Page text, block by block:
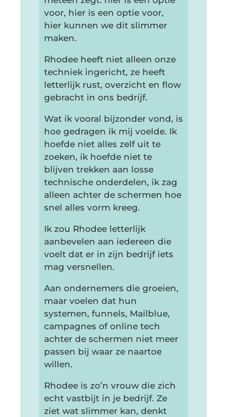
voor, hier is een optie voor,
hier kunnen we dit slimmer
maken.
Rhodee heeft niet alleen onze
techniek ingericht, ze heeft
letterlijk rust, overzicht en flow
gebracht in ons bedrijf.
Wat ik vooral bijzonder vond, is
hoe gedragen ik mij voelde. Ik
hoefde niet alles zelf uit te
zoeken, ik hoefde niet te
blijven trekken aan losse
technische onderdelen, ik zag
alleen achter de schermen hoe
snel alles vorm kreeg.
Ik zou Rhodee letterlijk
aanbevelen aan iedereen die
voelt dat er in zijn bedrijf iets
mag versnellen.
Aan ondernemers die groeien,
maar voelen dat hun
systemen, funnels, Mailblue,
campagnes of online tech
achter de schermen niet meer
passen bij waar ze naartoe
willen.
Rhodee is zo’n vrouw die zich
echt vastbijt in je bedrijf. Ze
ziet wat slimmer kan, denkt